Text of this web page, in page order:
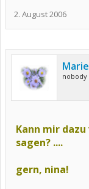
2. August 2006
nobody
Kann mir
sagen? ....
gern, nina!